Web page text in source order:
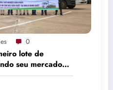
0
lote de
seu mercado